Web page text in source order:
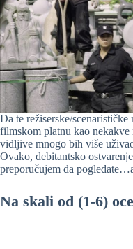
Da te režiserske/
filmskom platnu kao nekakve
vidljive mnogo bih više
Ovako, debitantsko
preporučujem da
Na skali od (1-6)